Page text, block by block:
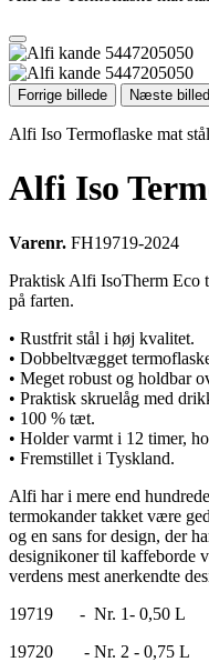
Forrige billede Næste
Alfi Iso Termoflaske mat stål
Alfi Iso
Varenr. FH19719-2024
Praktisk Alfi IsoTherm Eco
på farten.
• Rustfrit stål i høj kvalitet.
• Dobbeltvægget
• Meget robust og holdbar
• Praktisk skruelåg med
• 100 % tæt.
• Holder varmt i 12 timer,
• Fremstillet i Tyskland.
Alfi har i mere end
termokander takket være
og en sans for design, der
designikoner til kaffeborde
verdens mest anerkendte
19719 - Nr. 1- 0,50 L
19720 - Nr. 2 - 0,75 L